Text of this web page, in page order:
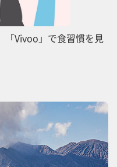
Vivoo」で食習慣を見